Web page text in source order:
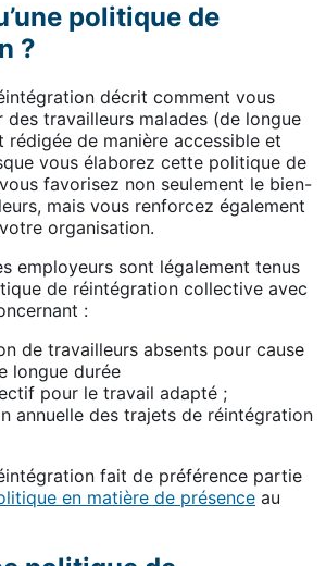
politique de
?
décrit comment vous
travailleurs malades (de longue
rédigée de manière accessible et
vous élaborez cette politique de
favorisez non seulement le bien-
mais vous renforcez également
organisation.
employeurs sont légalement tenus
de réintégration collective avec
:
de travailleurs absents pour cause
longue durée
pour le travail adapté ;
annuelle des trajets de réintégration
fait de préférence partie
en matière de présence au